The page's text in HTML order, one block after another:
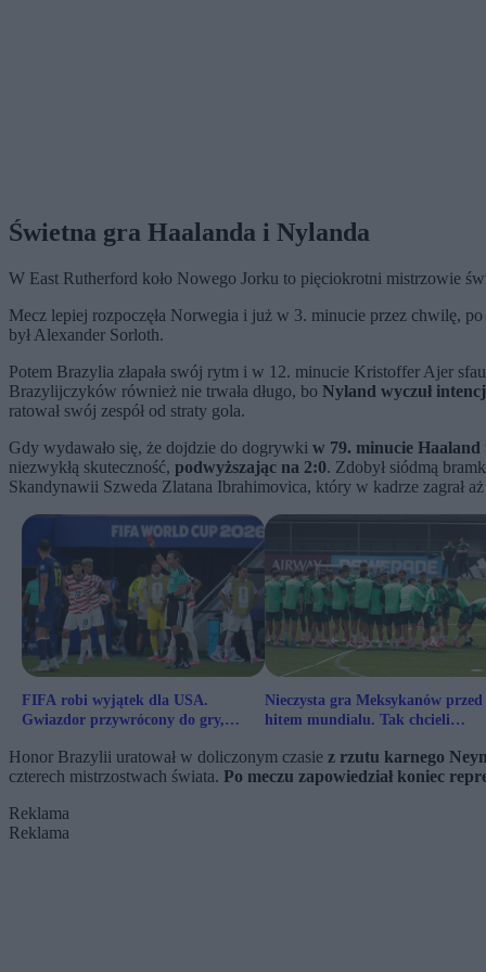
Świetna gra Haalanda i Nylanda
W East Rutherford koło Nowego Jorku to pięciokrotni mistrzowie
Mecz lepiej rozpoczęła Norwegia i już w 3. minucie przez chwilę,
był Alexander Sorloth.
Potem Brazylia złapała swój rytm i w 12. minucie Kristoffer Ajer
Brazylijczyków również nie trwała długo, bo Nyland wyczuł
ratował swój zespół od straty gola.
Gdy wydawało się, że dojdzie do dogrywki w 79. minucie Haaland
niezwykłą skuteczność, podwyższając na 2:0. Zdobył siódmą
Skandynawii Szweda Zlatana Ibrahimovica, który w kadrze zagrał
FIFA robi wyjątek dla USA.
Gwiazdor przywrócony do gry,
Nieczysta gra Meksykanów przed
hitem mundialu. Tak chcieli
Honor Brazylii uratował w doliczonym czasie z rzutu karnego
czterech mistrzostwach świata. Po meczu zapowiedział koniec
Reklama
Reklama